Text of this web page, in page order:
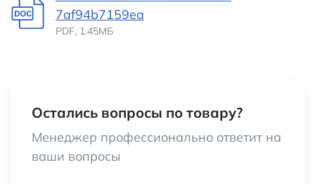
7af94b7159ea
PDF, 1.45МБ
Остались вопросы по товару?
Менеджер профессионально ответит на
ваши вопросы